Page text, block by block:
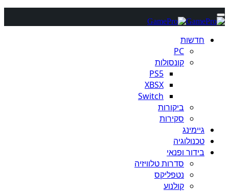
חדשות
PC
קונסולות
PS5
XBSX
Switch
ביקורות
סקירות
גיימינג
טכנולוגיה
בידור ופנאי
סדרות טלוויזיה
נטפליקס
קולנוע